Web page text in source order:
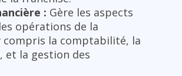
: Gère les aspects
opérations de la
compris la comptabilité, la
et la gestion des